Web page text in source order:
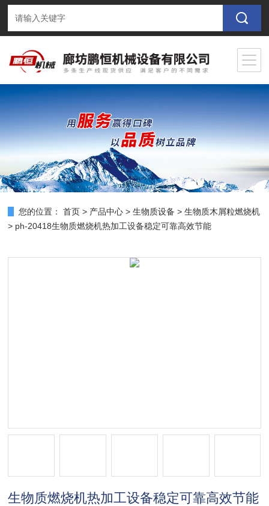
您的位置： 首页 > 产品中心 >生物质设备 >生物质木屑粒燃烧机
> ph-20418生物质燃烧机热加工设备稳定可靠高效节能
生物质燃烧机热加工设备稳定可靠高效节能